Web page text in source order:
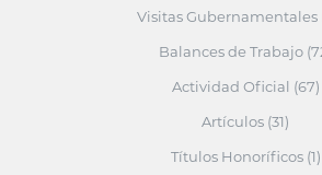
Visitas Gubernamentales
Balances de Trabajo
Actividad Oficial (67)
Artículos (31)
Títulos Honoríficos (1)